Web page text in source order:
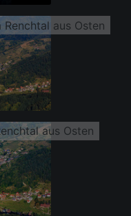
aus Osten
aus Osten